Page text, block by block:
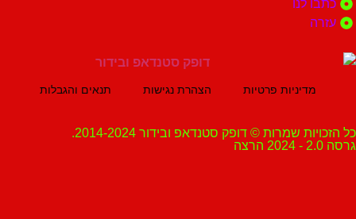
לנו
מדיניות פרטיות הצהרת נגישות תנאים והגבלות
שמרות © דופק סטנדאפ ובידור 2014-2024.